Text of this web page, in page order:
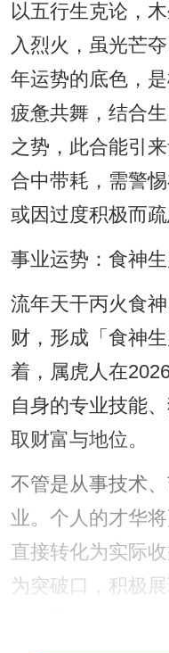
以五行生克论，
入烈火，虽光芒
年运势的底色，
疲惫共舞，结合
之势，此合能引
合中带耗，需警
或因过度积极而疏
事业运势：食神
流年天干丙火食
财，形成「食神
着，属虎人在
自身的专业技能
取财富与地位。
不管是从事技术
业。个人的才华
直接转化为实际
为突破口，积极